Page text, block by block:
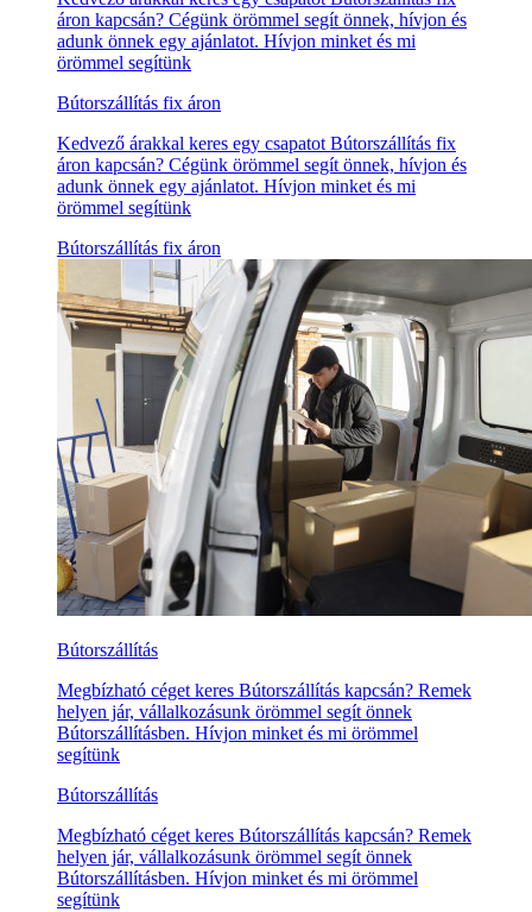
áron kapcsán? Cégünk örömmel segít önnek, hívjon és
adunk önnek egy ajánlatot. Hívjon minket és mi
örömmel segítünk
Bútorszállítás fix áron
Kedvező árakkal keres egy csapatot Bútorszállítás fix
áron kapcsán? Cégünk örömmel segít önnek, hívjon és
adunk önnek egy ajánlatot. Hívjon minket és mi
örömmel segítünk
Bútorszállítás fix áron
Bútorszállítás
Megbízható céget keres Bútorszállítás kapcsán? Remek
helyen jár, vállalkozásunk örömmel segít önnek
Bútorszállításben. Hívjon minket és mi örömmel
segítünk
Bútorszállítás
Megbízható céget keres Bútorszállítás kapcsán? Remek
helyen jár, vállalkozásunk örömmel segít önnek
Bútorszállításben. Hívjon minket és mi örömmel
segítünk